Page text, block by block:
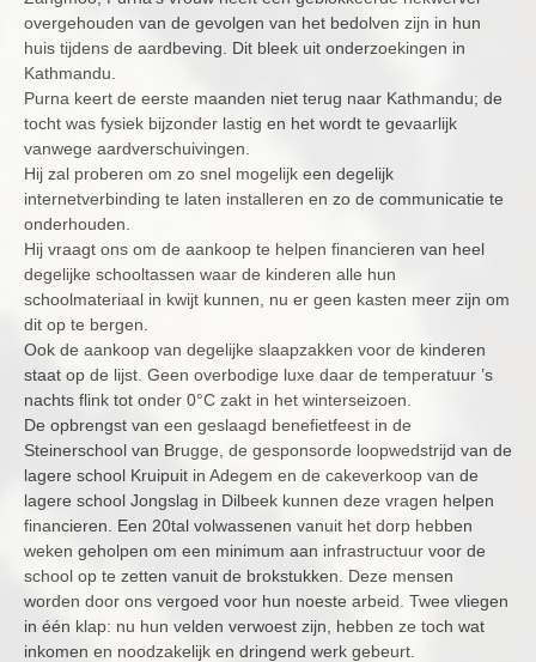
overgehouden van de gevolgen van het bedolven zijn in hun
huis tijdens de aardbeving. Dit bleek uit onderzoekingen in
Kathmandu.
Purna keert de eerste maanden niet terug naar Kathmandu; de
tocht was fysiek bijzonder lastig en het wordt te gevaarlijk
vanwege aardverschuivingen.
Hij zal proberen om zo snel mogelijk een degelijk
internetverbinding te laten installeren en zo de communicatie te
onderhouden.
Hij vraagt ons om de aankoop te helpen financieren van heel
degelijke schooltassen waar de kinderen alle hun
schoolmateriaal in kwijt kunnen, nu er geen kasten meer zijn om
dit op te bergen.
Ook de aankoop van degelijke slaapzakken voor de kinderen
staat op de lijst. Geen overbodige luxe daar de temperatuur ’s
nachts flink tot onder 0°C zakt in het winterseizoen.
De opbrengst van een geslaagd benefietfeest in de
Steinerschool van Brugge, de gesponsorde loopwedstrijd van de
lagere school Kruipuit in Adegem en de cakeverkoop van de
lagere school Jongslag in Dilbeek kunnen deze vragen helpen
financieren. Een 20tal volwassenen vanuit het dorp hebben
weken geholpen om een minimum aan infrastructuur voor de
school op te zetten vanuit de brokstukken. Deze mensen
worden door ons vergoed voor hun noeste arbeid. Twee vliegen
in één klap: nu hun velden verwoest zijn, hebben ze toch wat
inkomen en noodzakelijk en dringend werk gebeurt.